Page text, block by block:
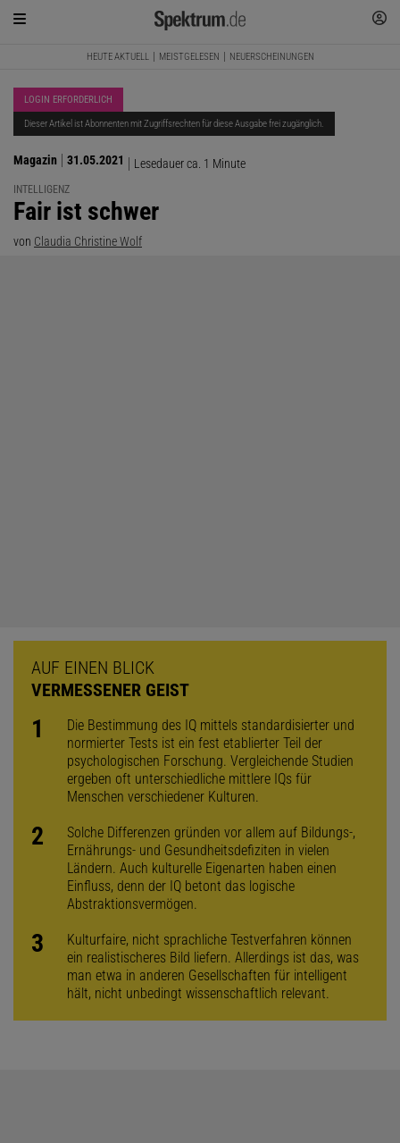
HEUTE AKTUELL MEISTGELESEN NEUERSCHEINUNGEN
LOGIN ERFORDERLICH
Dieser Artikel ist Abonnenten mit Zugriffsrechten für diese Ausgabe frei zugänglich.
Magazin 31.05.2021 Lesedauer ca. 1 Minute
INTELLIGENZ
:
Fair ist schwer
von Claudia Christine Wolf
AUF EINEN BLICK
VERMESSENER GEIST
Die Bestimmung des IQ mittels standardisierter und
normierter Tests ist ein fest etablierter Teil der
psychologischen Forschung. Vergleichende Studien
ergeben oft unterschiedliche mittlere IQs für
Menschen verschiedener Kulturen.
Solche Differenzen gründen vor allem auf Bildungs-,
Ernährungs- und Gesundheitsdefiziten in vielen
Ländern. Auch kulturelle Eigenarten haben einen
Einfluss, denn der IQ betont das logische
Abstraktionsvermögen.
Kulturfaire, nicht sprachliche Testverfahren können
ein realistischeres Bild liefern. Allerdings ist das, was
man etwa in anderen Gesellschaften für intelligent
hält, nicht unbedingt wissenschaftlich relevant.